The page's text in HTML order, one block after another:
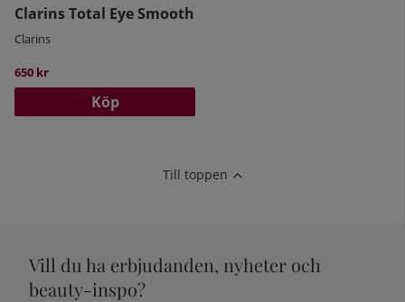
Clarins Total Eye Smooth
Clarins
650 kr
Köp
Till toppen
Vill du ha erbjudanden, nyheter och
beauty-inspo?